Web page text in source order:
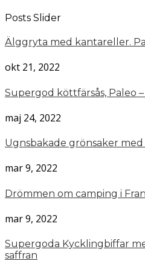
Posts Slider
Älggryta med kantareller.
okt 21, 2022
Supergod köttfärsås, Paleo –
maj 24, 2022
Ugnsbakade grönsaker med
mar 9, 2022
Drömmen om camping i
mar 9, 2022
Supergoda Kycklingbiffar
saffran